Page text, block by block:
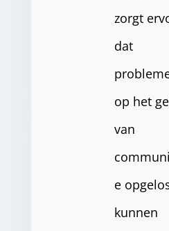
zorgt
dat
op het
van
e
kunnen